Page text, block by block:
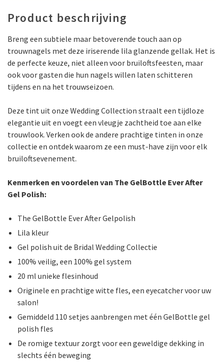
Product beschrijving
Breng een subtiele maar betoverende touch aan op
trouwnagels met deze iriserende lila glanzende gellak. Het is
de perfecte keuze, niet alleen voor bruiloftsfeesten, maar
ook voor gasten die hun nagels willen laten schitteren
tijdens en na het trouwseizoen.
Deze tint uit onze Wedding Collection straalt een tijdloze
elegantie uit en voegt een vleugje zachtheid toe aan elke
trouwlook. Verken ook de andere prachtige tinten in onze
collectie en ontdek waarom ze een must-have zijn voor elk
bruiloftsevenement.
Kenmerken en voordelen van The GelBottle Ever After
Gel Polish:
The GelBottle Ever After Gelpolish
Lila kleur
Gel polish uit de Bridal Wedding Collectie
100% veilig, een 100% gel system
20 ml unieke flesinhoud
Originele en prachtige witte fles, een eyecatcher voor uw
salon!
Gemiddeld 110 setjes aanbrengen met één GelBottle gel
polish fles
De romige textuur zorgt voor een geweldige dekking in
slechts één beweging